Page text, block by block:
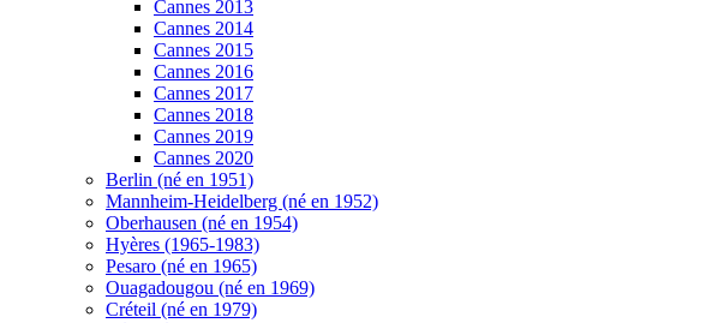
Cannes 2013
Cannes 2014
Cannes 2015
Cannes 2016
Cannes 2017
Cannes 2018
Cannes 2019
Cannes 2020
Berlin (né en 1951)
Mannheim-Heidelberg (né en 1952)
Oberhausen (né en 1954)
Hyères (1965-1983)
Pesaro (né en 1965)
Ouagadougou (né en 1969)
Créteil (né en 1979)